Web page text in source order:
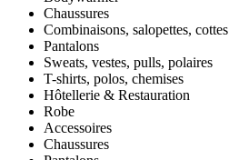
Chaussures
Combinaisons, salopettes, cottes
Pantalons
Sweats, vestes, pulls, polaires
T-shirts, polos, chemises
Hôtellerie & Restauration
Robe
Accessoires
Chaussures